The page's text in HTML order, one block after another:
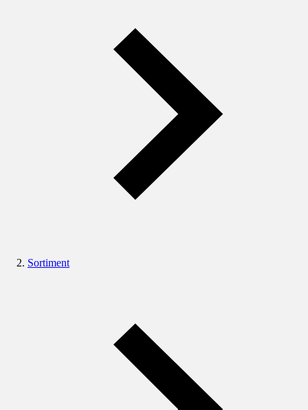
Sortiment